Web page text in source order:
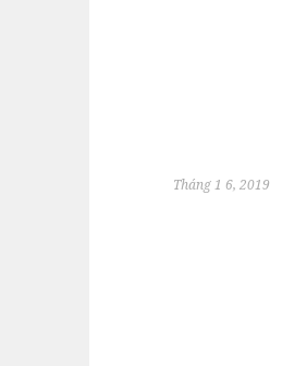
Tháng 1 6, 2019